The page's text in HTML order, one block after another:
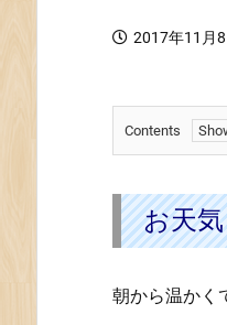
2017年11月8
Contents
1.
天
気
お
お天気
朝から温かく